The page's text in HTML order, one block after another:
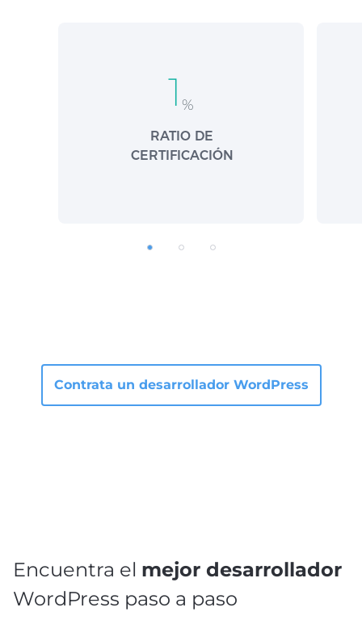
1 %
RATIO DE
CERTIFICACIÓN
Contrata un desarrollador WordPress
Encuentra el mejor desarrollador
WordPress paso a paso